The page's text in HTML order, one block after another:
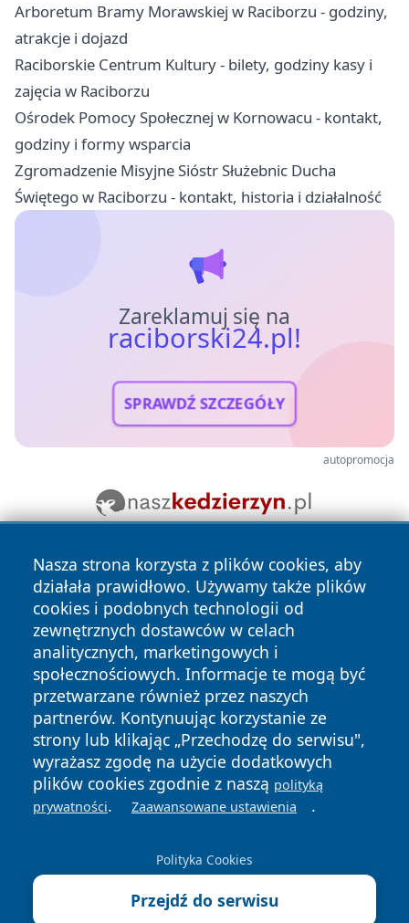
Arboretum Bramy Morawskiej w Raciborzu - godziny,
atrakcje i dojazd
Raciborskie Centrum Kultury - bilety, godziny kasy i
zajęcia w Raciborzu
Ośrodek Pomocy Społecznej w Kornowacu - kontakt,
godziny i formy wsparcia
Zgromadzenie Misyjne Sióstr Służebnic Ducha
Świętego w Raciborzu - kontakt, historia i działalność
Zareklamuj się na
raciborski24.pl!
SPRAWDŹ SZCZEGÓŁY
autopromocja
Nasza strona korzysta z plików cookies, aby
działała prawidłowo. Używamy także plików
cookies i podobnych technologii od
zewnętrznych dostawców w celach
analitycznych, marketingowych i
społecznościowych. Informacje te mogą być
przetwarzane również przez naszych
partnerów. Kontynuując korzystanie ze
strony lub klikając „Przechodzę do serwisu",
wyrażasz zgodę na użycie dodatkowych
plików cookies zgodnie z naszą polityką
prywatności. Zaawansowane ustawienia .
Polityka Cookies
Przejdź do serwisu
Copyright © 2026 raciborski24.pl Wszystkie prawa
zastrzeżone.
News Autorzy
Polityka
Prywatności
Polityka
Cookies